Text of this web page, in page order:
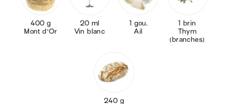
400 g
Mont d'Or
20 ml
Vin blanc
1 gou.
Ail
1 brin
Thym
(branches)
240 g